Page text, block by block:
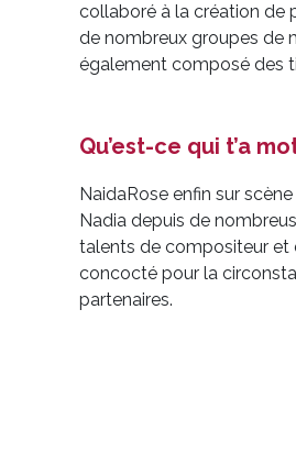
collaboré à la création de
de nombreux groupes de
également composé des
Qu’est-ce qui t’a
NaidaRose enfin sur
Nadia depuis de
talents de compositeur et
concocté pour la
partenaires.